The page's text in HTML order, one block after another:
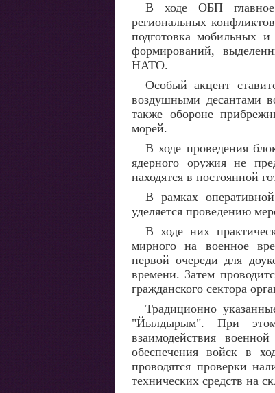
В ходе ОБП главное
региональных
подготовка мобильных и
формирований,
НАТО.
Особый акцент
воздушными десантами
также обороне
морей.
В ходе проведения
ядерного оружия не
находятся в постоянной
В рамках
уделяется проведению
В ходе них
мирного на военное
первой очереди для
времени. Затем
гражданского сектора
Традиционно
"Йылдырым". При этом
взаимодействия
обеспечения войск в
проводятся проверки
технических средств на